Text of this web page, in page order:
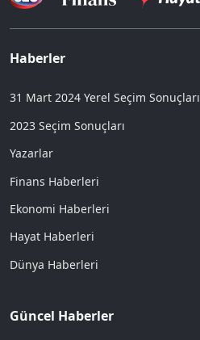
Haberler
31 Mart 2024 Yerel Seçim Sonuçları
2023 Seçim Sonuçları
Yazarlar
Finans Haberleri
Ekonomi Haberleri
Hayat Haberleri
Dünya Haberleri
Güncel Haberler